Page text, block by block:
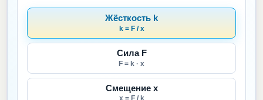
Жёсткость k
k = F / x
Сила F
F = k · x
Смещение x